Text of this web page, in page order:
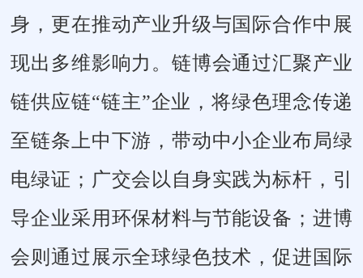
身，更在推动产业升级与国际合作中展
现出多维影响力。链博会通过汇聚产业
链供应链“链主”企业，将绿色理念传递
至链条上中下游，带动中小企业布局绿
电绿证；广交会以自身实践为标杆，引
导企业采用环保材料与节能设备；进博
会则通过展示全球绿色技术，促进国际